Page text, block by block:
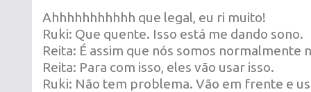
Ahhhhhhhhhhh que legal, eu ri muito!
Ruki: Que quente. Isso está me dando sono.
Reita: É assim que nós somos normalmente
Reita: Para com isso, eles vão usar isso.
Ruki: Não tem problema. Vão em frente e